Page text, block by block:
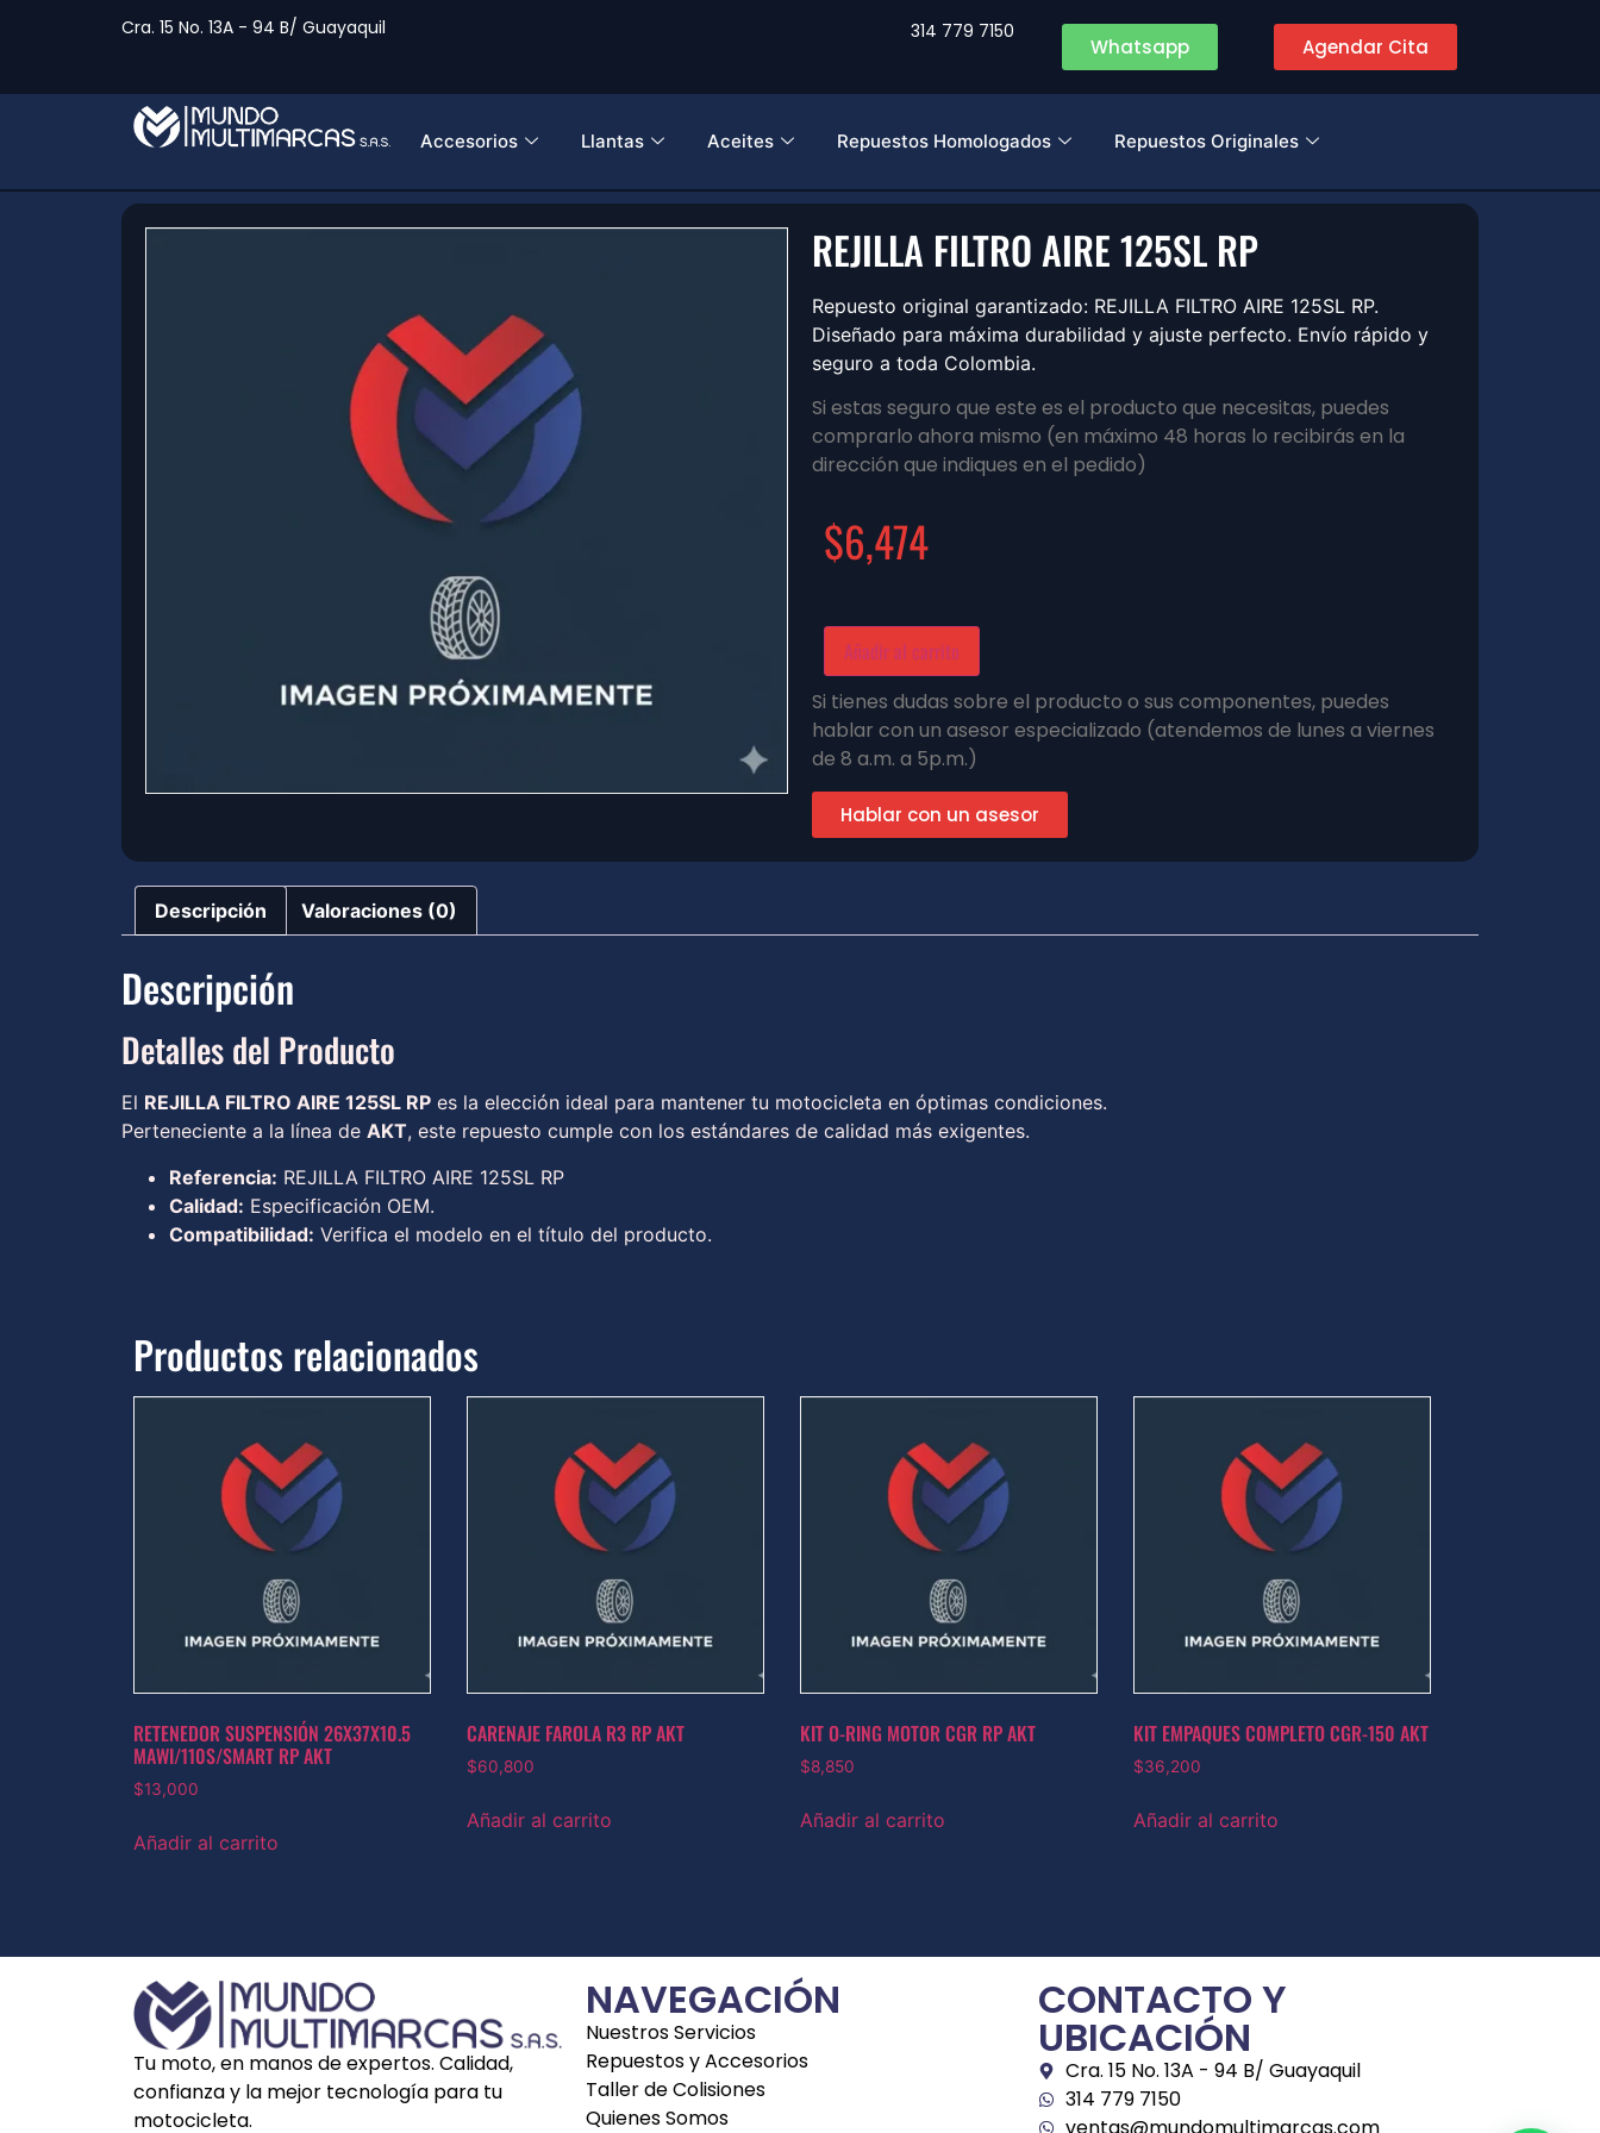
Cra. 15 No. 13A - 94 B/ Guayaquil 314 779 7150
Whatsapp Agendar Cita
Accesorios Llantas Aceites Repuestos Homologados Repuestos Originales
REJILLA FILTRO AIRE 125SL RP
Repuesto original garantizado: REJILLA FILTRO AIRE 125SL RP.
Diseñado para máxima durabilidad y ajuste perfecto. Envío rápido y
seguro a toda Colombia.
Si estas seguro que este es el producto que necesitas, puedes
comprarlo ahora mismo (en máximo 48 horas lo recibirás en la
dirección que indiques en el pedido)
$6,474
Añadir al carrito
Si tienes dudas sobre el producto o sus componentes, puedes
hablar con un asesor especializado (atendemos de lunes a viernes
de 8 a.m. a 5p.m.)
Hablar con un asesor
Descripción Valoraciones (0)
Descripción
Detalles del Producto
El REJILLA FILTRO AIRE 125SL RP es la elección ideal para mantener tu motocicleta en óptimas condiciones.
Perteneciente a la línea de AKT, este repuesto cumple con los estándares de calidad más exigentes.
Referencia: REJILLA FILTRO AIRE 125SL RP
Calidad: Especificación OEM.
Compatibilidad: Verifica el modelo en el título del producto.
Productos relacionados
RETENEDOR SUSPENSIÓN 26X37X10.5
MAWI/110S/SMART RP AKT
$13,000
Añadir al carrito
CARENAJE FAROLA R3 RP AKT
$60,800
Añadir al carrito
KIT O-RING MOTOR CGR RP AKT
$8,850
Añadir al carrito
KIT EMPAQUES COMPLETO CGR-150 AKT
$36,200
Añadir al carrito
Tu moto, en manos de expertos. Calidad,
confianza y la mejor tecnología para tu
motocicleta.
NAVEGACIÓN
Nuestros Servicios
Repuestos y Accesorios
Taller de Colisiones
Quienes Somos
CONTACTO Y
UBICACIÓN
Cra. 15 No. 13A - 94 B/ Guayaquil
314 779 7150
ventas@mundomultimarcas.com